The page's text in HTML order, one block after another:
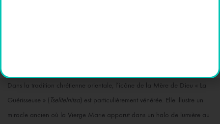
Dans la tradition chrétienne orientale, l’icône de la Mère de Dieu « La
Guérisseuse » ( Tselitelnitsa) est particulièrement vénérée. Elle illustre un
miracle ancien où la Vierge Marie apparut dans un halo de lumière au